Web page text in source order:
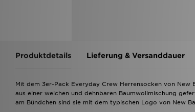
Produktdetails Lieferung & Versanddauer
Mit dem 3er-Pack Everyday Crew Herrensocken von New
aus einer weichen und dehnbaren Baumwollmischung
am Bündchen sind sie mit dem typischen Logo von New